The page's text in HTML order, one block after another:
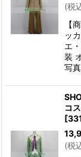
(税
【
ッ
エ
装
写
コ
[
(税